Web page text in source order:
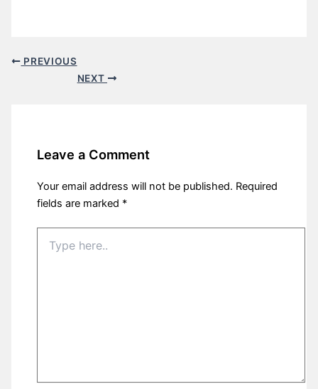
PREVIOUS
NEXT
Leave a Comment
Your email address will not be published. Required
fields are marked *
here..